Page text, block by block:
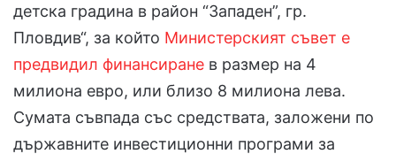
детска градина в район “Западен”, гр.
Пловдив“, за който Министерският съвет е
предвидил финансиране в размер на 4
милиона евро, или близо 8 милиона лева.
Сумата съвпада със средствата, заложени по
държавните инвестиционни програми за